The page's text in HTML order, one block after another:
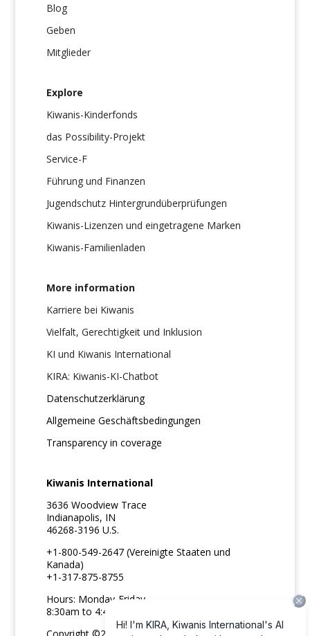
Blog
Geben
Mitglieder
Explore
Kiwanis-Kinderfonds
das Possibility-Projekt
Service-F
Führung und Finanzen
Jugendschutz Hintergrundüberprüfungen
Kiwanis-Lizenzen und eingetragene Marken
Kiwanis-Familienladen
More information
Karriere bei Kiwanis
Vielfalt, Gerechtigkeit und Inklusion
KI und Kiwanis International
KIRA: Kiwanis-KI-Chatbot
Datenschutzerklärung
Allgemeine Geschäftsbedingungen
Transparency in coverage
Kiwanis International
3636 Woodview Trace
Indianapolis, IN
46268-3196 U.S.
+1-800-549-2647 (Vereinigte Staaten und
Kanada)
+1-317-875-8755
Hours: Monday-Friday
8:30am to 4:45pm ET